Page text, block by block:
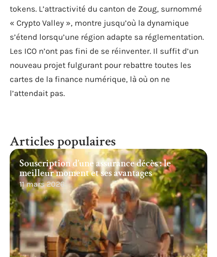
tokens. L’attractivité du canton de Zoug, surnommé
« Crypto Valley », montre jusqu’où la dynamique
s’étend lorsqu’une région adapte sa réglementation.
Les ICO n’ont pas fini de se réinventer. Il suffit d’un
nouveau projet fulgurant pour rebattre toutes les
cartes de la finance numérique, là où on ne
l’attendait pas.
Articles populaires
Souscription d’une assurance décès : le
meilleur moment et ses avantages
11 mars 2026